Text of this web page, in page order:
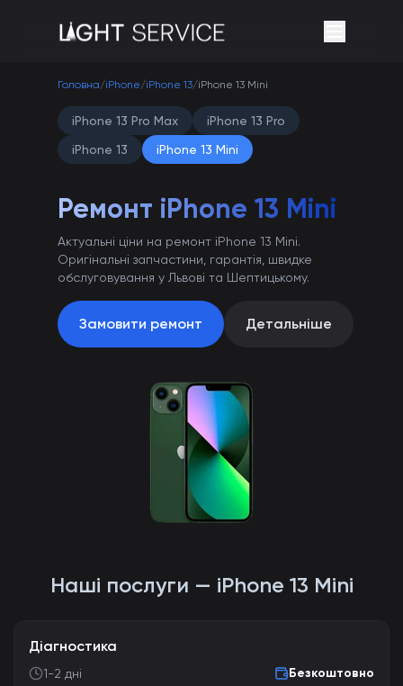
Головна/iPhone/iPhone 13/iPhone 13 Mini
iPhone 13 Pro Max
iPhone 13 Pro
iPhone 13
iPhone 13 Mini
Ремонт iPhone 13 Mini
Актуальні ціни на ремонт iPhone 13 Mini.
Оригінальні запчастини, гарантія, швидке
обслуговування у Львові та Шептицькому.
Замовити ремонт Детальніше
Наші послуги — iPhone 13 Mini
Діагностика
1-2 дні Безкоштовно